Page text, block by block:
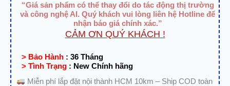
“Giá sản phẩm có thể thay đổi do tác động thị trường
và công nghệ AI. Quý khách vui lòng liên hệ Hotline để
nhận báo giá chính xác.”
CẢM ƠN QUÝ KHÁCH !
> Bảo Hành : 36 Tháng
> Tình Trạng : New Chính hãng
Miễn phí lắp đặt nội thành HCM 10km – Ship COD toàn